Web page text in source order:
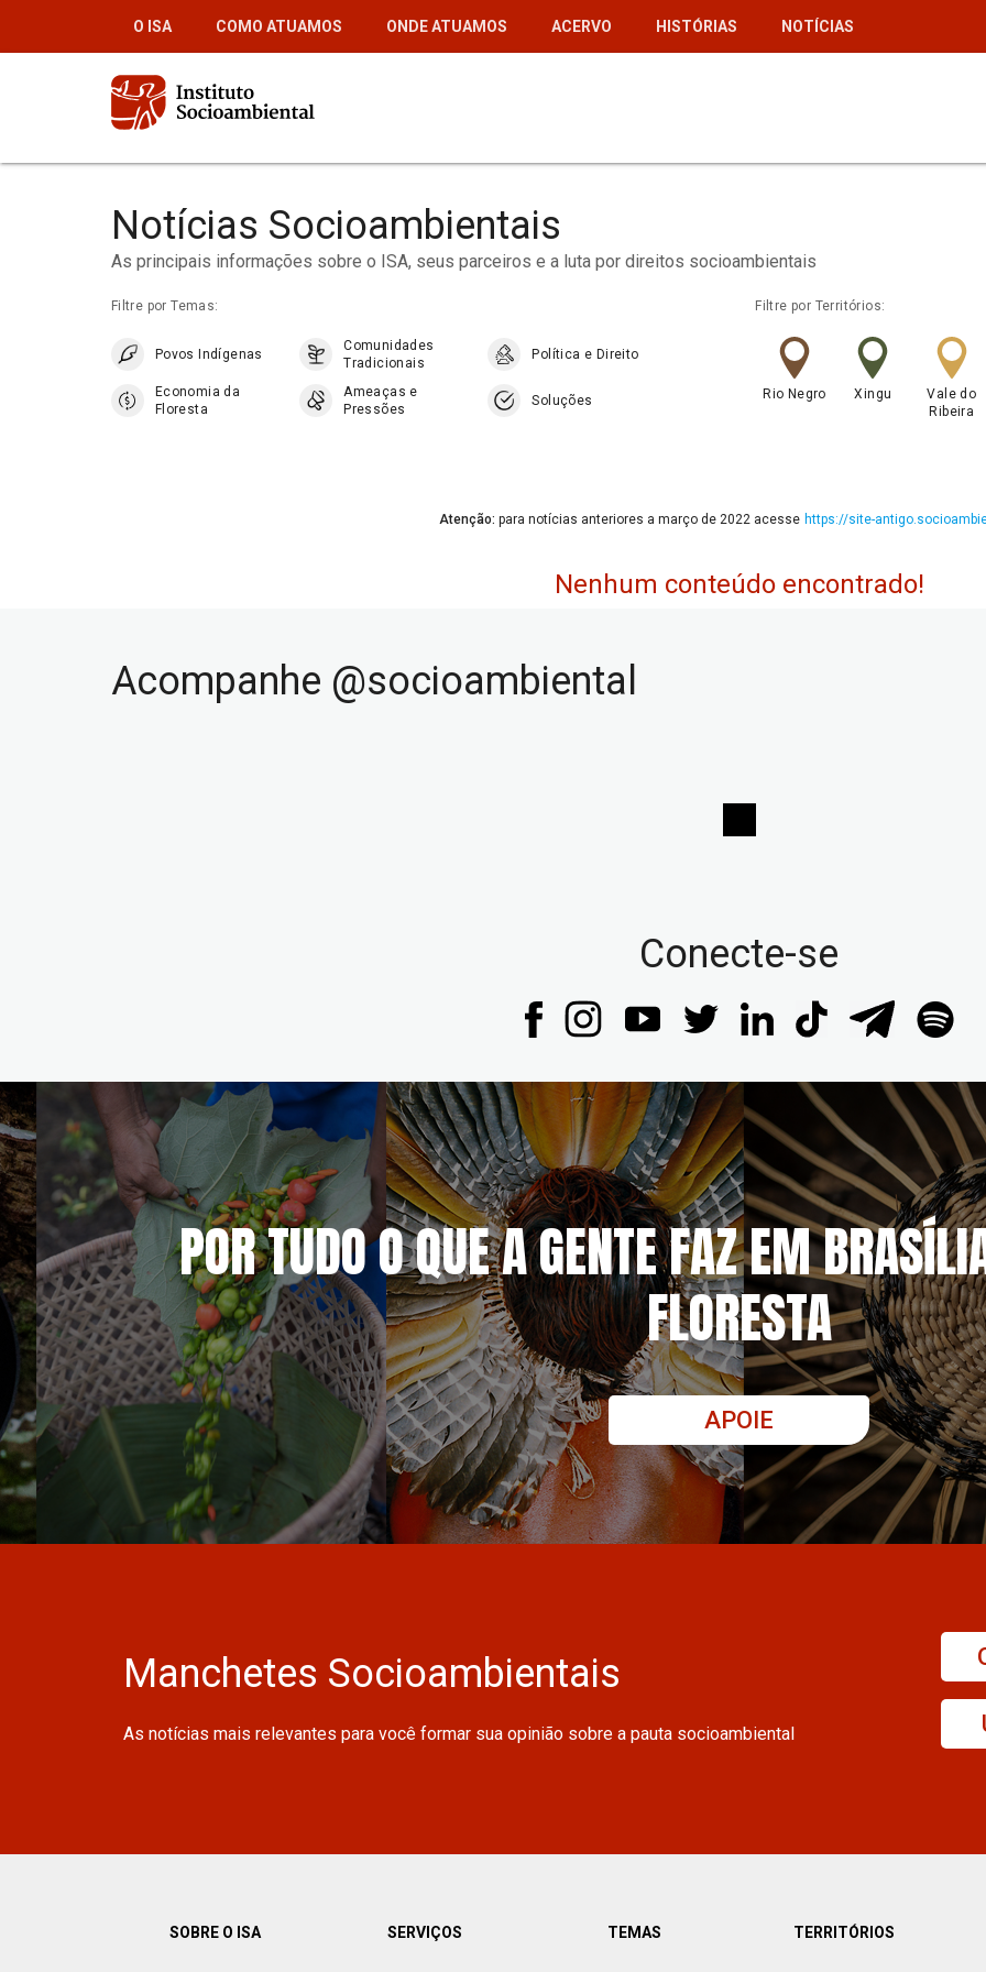
O ISA COMO ATUAMOS ONDE ATUAMOS ACERVO HISTÓRIAS NOTÍCIAS
Notícias Socioambientais
As principais informações sobre o ISA, seus parceiros e a luta por direitos socioambientais
Filtre por Temas:
Povos Indígenas
Comunidades
Tradicionais
Política e Direito
Economia da
Floresta
Ameaças e
Pressões
Soluções
Filtre por Territórios:
Rio Negro Xingu
Vale do
Ribeira
Atenção: para notícias anteriores a março de 2022 acesse https://site-
Nenhum conteúdo encontrado!
Acompanhe @socioambiental
Conecte-se
POR TUDO O QUE A GENTE FAZ EM
FLORESTA
APOIE
Manchetes Socioambientais
As notícias mais relevantes para você formar sua opinião sobre a pauta socioambiental
SOBRE O ISA SERVIÇOS TEMAS TERRITÓRIOS